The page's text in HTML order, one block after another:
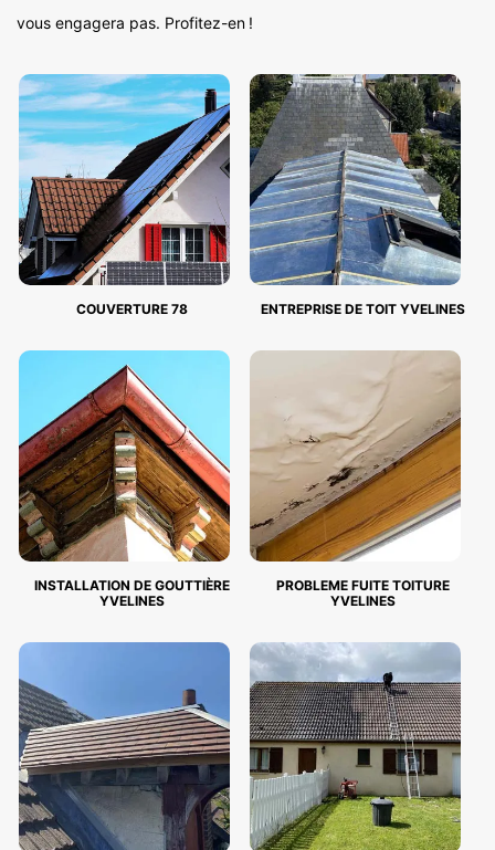
vous engagera pas. Profitez-en !
COUVERTURE 78 ENTREPRISE DE TOIT YVELINES
INSTALLATION DE GOUTTIÈRE
YVELINES
PROBLEME FUITE TOITURE
YVELINES